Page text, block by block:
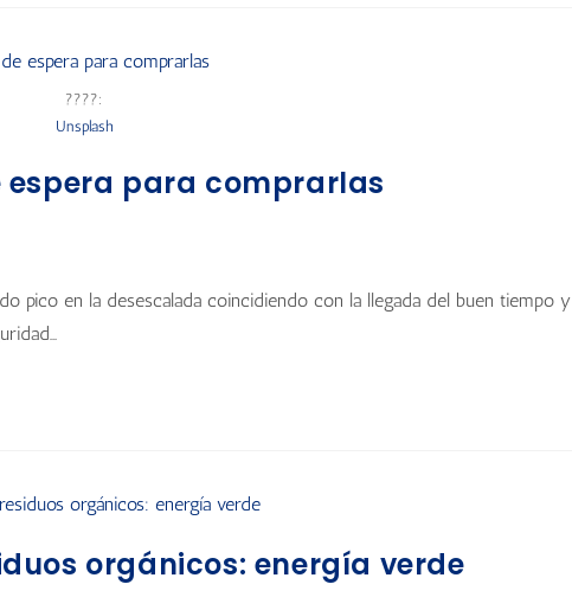
????:
Unsplash
espera para comprarlas
pico en la desescalada coincidiendo con la llegada del buen tiempo y
orgánicos: energía verde